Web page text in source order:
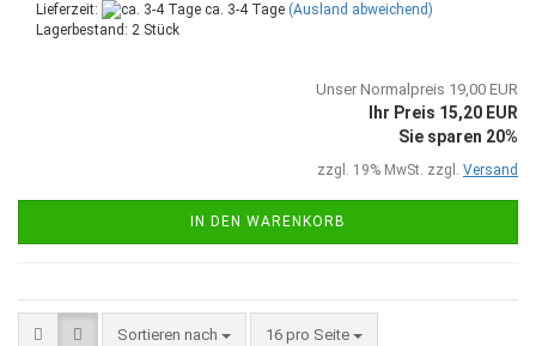
Lieferzeit:
ca. 3-4 Tage (Ausland abweichend)
Lagerbestand: 2 Stück
Unser Normalpreis 19,00 EUR
Ihr Preis 15,20 EUR
Sie sparen 20%
zzgl. 19% MwSt. zzgl. Versand
IN DEN WARENKORB
Sortieren nach 16 pro Seite